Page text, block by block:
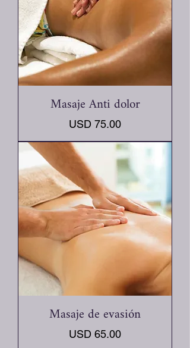
Masaje Anti dolor
Precio
USD 75.00
Masaje de evasión
Precio
USD 65.00